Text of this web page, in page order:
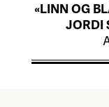
«LINN OG
JORDI